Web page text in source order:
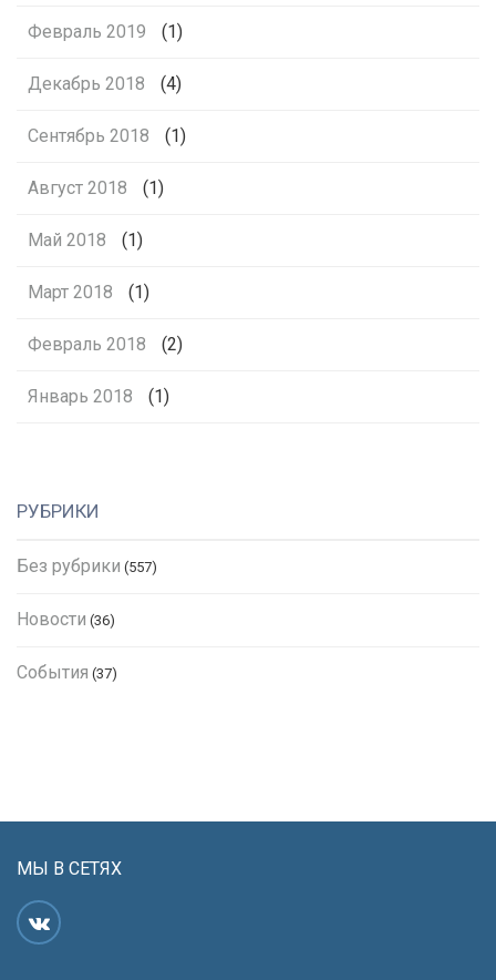
Февраль 2019 (1)
Декабрь 2018 (4)
Сентябрь 2018 (1)
Август 2018 (1)
Май 2018 (1)
Март 2018 (1)
Февраль 2018 (2)
Январь 2018 (1)
РУБРИКИ
Без рубрики (557)
Новости (36)
События (37)
МЫ В СЕТЯХ